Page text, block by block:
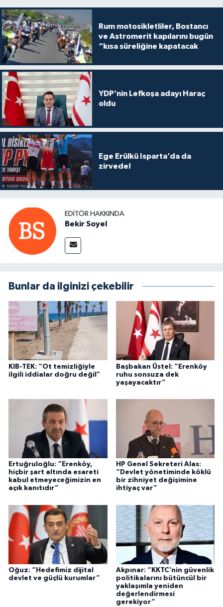
Rum motosikletliler, Bostancı
ve Astromerit kapılarını bugün
“kısa süreliğine kapatacak
YDP’nin Lefkoşa adayı Haraç
oldu
Ege Erülkü Isparta’da da
zirvede!
EDITÖR HAKKINDA
Bekir Soyel
Bunlar da ilginizi çekebilir
KIB-TEK: “Ot temizliğiyle
ilgili iddialar doğru değil"
Başbakan Üstel: “Erenköy
ruhu sonsuza dek
yaşayacaktır”
Ertuğruloğlu: “Erenköy,
hiçbir şart altında esareti
kabul etmeyeceğimizin en
açık kanıtıdır”
HP Genel Sekreteri Alas:
“Devlet yönetiminde köklü
bir zihniyet değişimine
ihtiyaç var”
Oğuz: “Hedefimiz dijital
devlet ve güçlü kurumlar”
Akpınar: “KKTC’nin güvenlik
politikalarını bütüncül bir
yaklaşımla yeniden
değerlendirmesi
gerekiyor”